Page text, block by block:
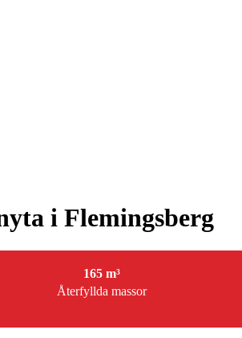
i Flemingsberg
165 m³
Återfyllda massor